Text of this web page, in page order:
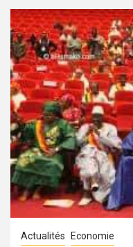
Actualités Economie